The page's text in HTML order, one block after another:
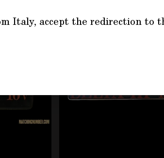
Italy, accept the redirection to
tabulazione. È possibile saltare il